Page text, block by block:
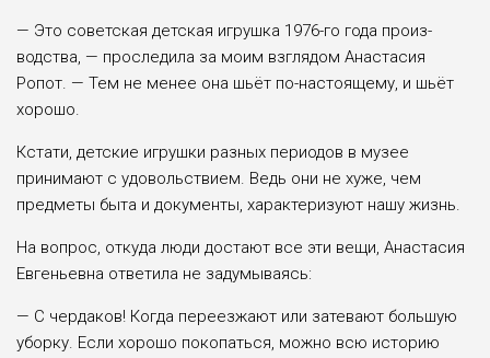
— Это советская детская игрушка 1976-го года произ­
водства, — проследила за моим взглядом Анастасия
Ропот. — Тем не менее она шьёт по-настоящему, и шьёт
хорошо.
Кстати, детские игрушки раз­ных периодов в музее
принима­ют с удовольствием. Ведь они не хуже, чем
предметы быта и до­кументы, характеризуют нашу жизнь.
На вопрос, откуда люди доста­ют все эти вещи, Анастасия
Евге­ньевна ответила не задумываясь:
— С чердаков! Когда пере­езжают или затевают большую
уборку. Если хорошо покопать­ся, можно всю историю